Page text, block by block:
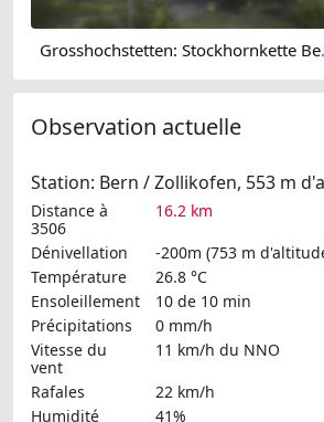
Observation actuelle
Station: Bern / Zollikofen, 553 m
Distance à
3506
16.2 km
Dénivellation
-200m (753 m
Température
26.8 °C
Ensoleillement
10 de 10 min
Précipitations
0 mm/h
Vitesse du
vent
11 km/h du NNO
Rafales
22 km/h
Humidité
41%